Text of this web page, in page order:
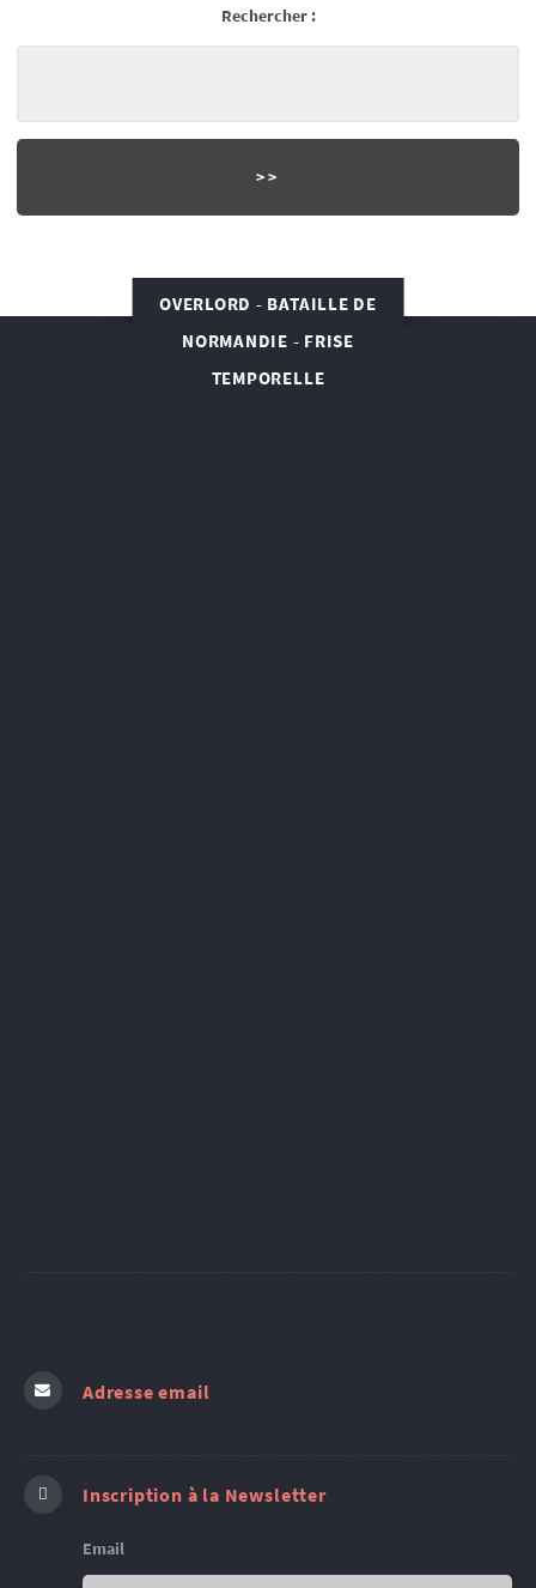
Rechercher :
OVERLORD - BATAILLE DE
NORMANDIE - FRISE
TEMPORELLE
Adresse email
Inscription à la Newsletter
Email